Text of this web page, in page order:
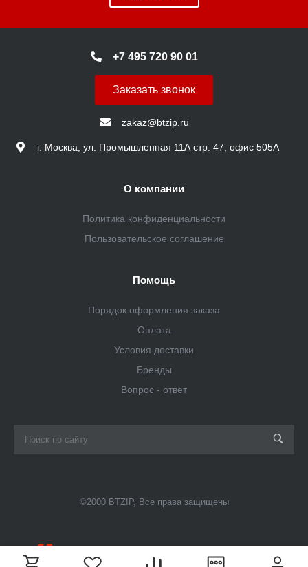
+7 495 720 90 01
Заказать звонок
zakaz@btzip.ru
г. Москва, ул. Промышленная 11А стр. 47, офис 505А
О компании
Политика конфиденциальности
Пользовательское соглашение
Помощь
Порядок оформления заказа
Оплата
Условия доставки
Бренды
Вопрос - ответ
©2000 BTZIP, Все права защищены